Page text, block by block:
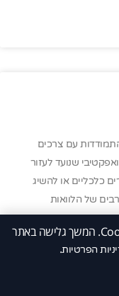
עם צרכים
שנועד לעזור
כלכליים או להשיג
של הלוואות
בזכות התאמתה
מת"ש. הלוואה זו,
לידיעתך, באתר זה נעשה שימוש בקבצי Cookies. המשך גלישה באתר
הפרטיות.